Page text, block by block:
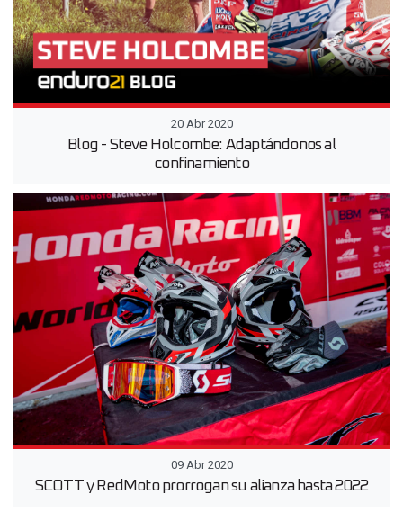
20 Abr 2020
Blog - Steve Holcombe: Adaptándonos al
confinamiento
09 Abr 2020
SCOTT y RedMoto prorrogan su alianza hasta 2022